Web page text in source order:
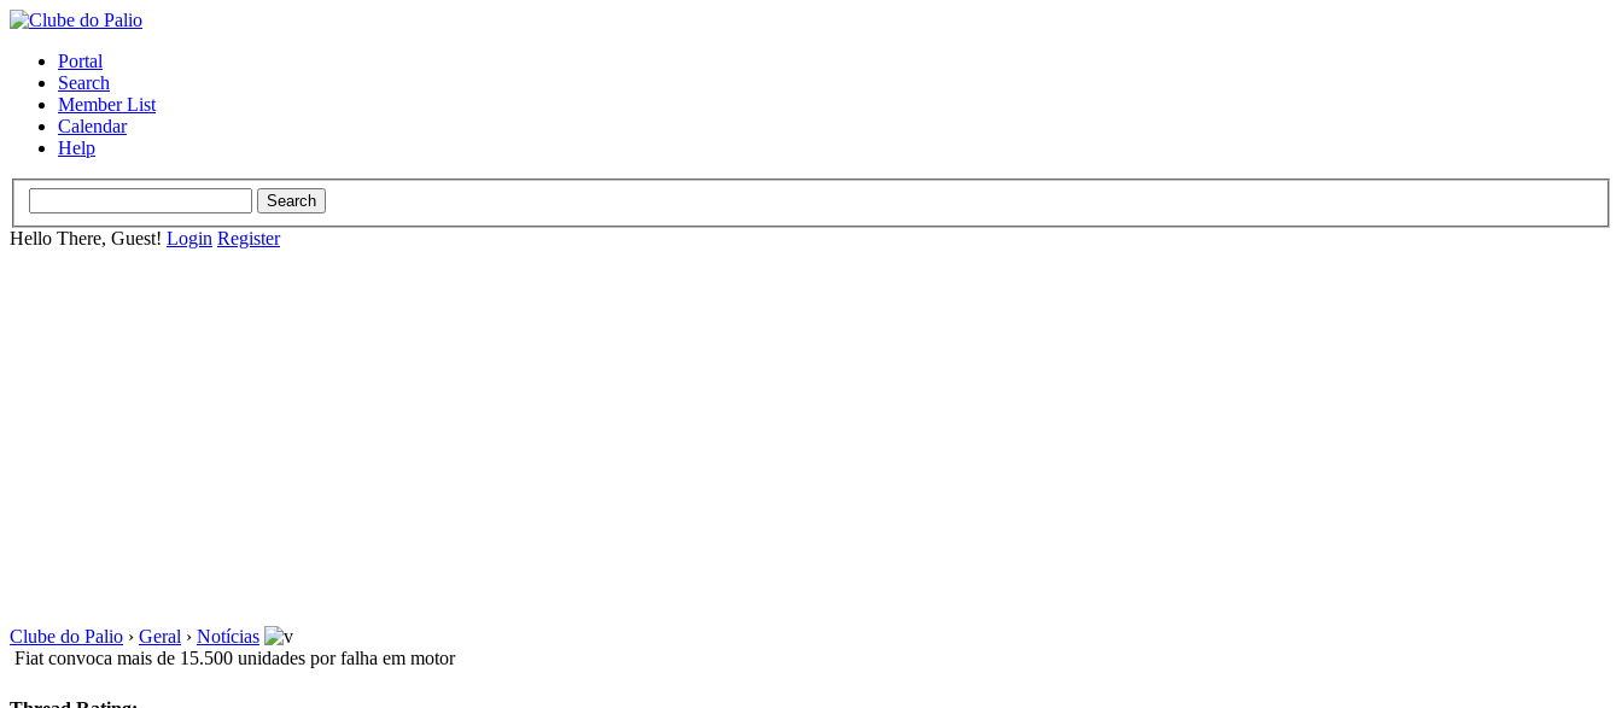
Portal
Search
Member List
Calendar
Help
Hello There, Guest! Login Register
Clube do Palio › Geral › Notícias
Fiat convoca mais de 15.500 unidades por falha em motor